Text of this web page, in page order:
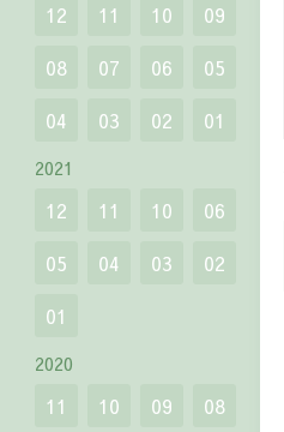
12 11 10
09
08
07 06
05
04
03 02 01
2021
12 11 10
06
05
04 03
02
01
2020
11 10 09
08